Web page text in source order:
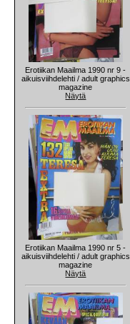
Erotiikan Maailma 1990 nr 9 -
aikuisviihdelehti / adult graphics
magazine
Näytä
Erotiikan Maailma 1990 nr 5 -
aikuisviihdelehti / adult graphics
magazine
Näytä